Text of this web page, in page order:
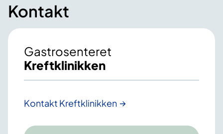
Kontakt
Gastrosenteret
Kreftklinikken
Kontakt Kreftklinikken